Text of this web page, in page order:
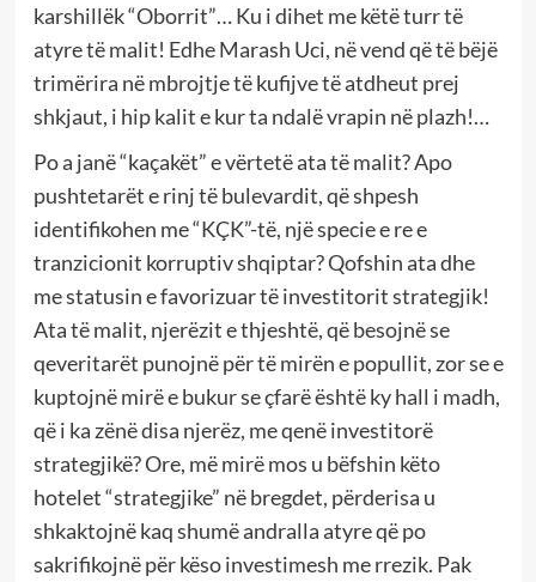
karshillëk “Oborrit”… Ku i dihet me këtë turr të
atyre të malit! Edhe Marash Uci, në vend që të bëjë
trimërira në mbrojtje të kufijve të atdheut prej
shkjaut, i hip kalit e kur ta ndalë vrapin në plazh!…
Po a janë “kaçakët” e vërtetë ata të malit? Apo
pushtetarët e rinj të bulevardit, që shpesh
identifikohen me “KÇK”-të, një specie e re e
tranzicionit korruptiv shqiptar? Qofshin ata dhe
me statusin e favorizuar të investitorit strategjik!
Ata të malit, njerëzit e thjeshtë, që besojnë se
qeveritarët punojnë për të mirën e popullit, zor se e
kuptojnë mirë e bukur se çfarë është ky hall i madh,
që i ka zënë disa njerëz, me qenë investitorë
strategjikë? Ore, më mirë mos u bëfshin këto
hotelet “strategjike” në bregdet, përderisa u
shkaktojnë kaq shumë andralla atyre që po
sakrifikojnë për këso investimesh me rrezik. Pak